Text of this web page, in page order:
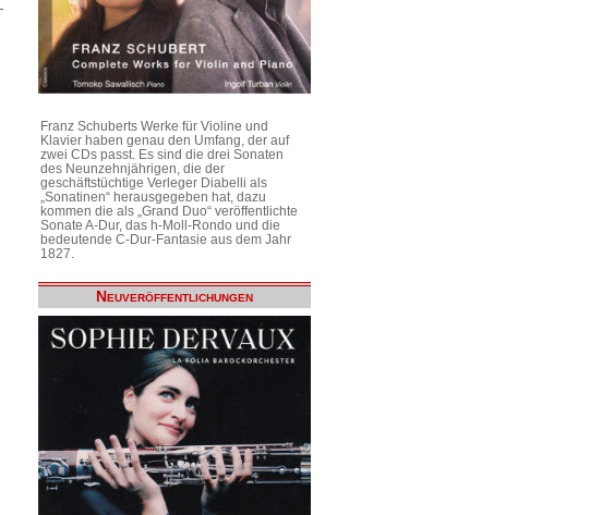
Franz Schuberts Werke für Violine und
Klavier haben genau den Umfang, der auf
zwei CDs passt. Es sind die drei Sonaten
des Neunzehnjährigen, die der
geschäftstüchtige Verleger Diabelli als
„Sonatinen“ herausgegeben hat, dazu
kommen die als „Grand Duo“ veröffentlichte
Sonate A-Dur, das h-Moll-Rondo und die
bedeutende C-Dur-Fantasie aus dem Jahr
1827.
Neuveröffentlichungen